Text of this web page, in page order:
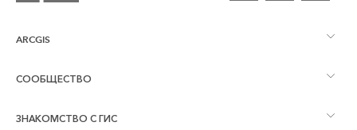
ARCGIS
Обзор ArcGIS
Картография
СООБЩЕСТВО
Сообщества и форумы
ЗНАКОМСТВО С ГИС